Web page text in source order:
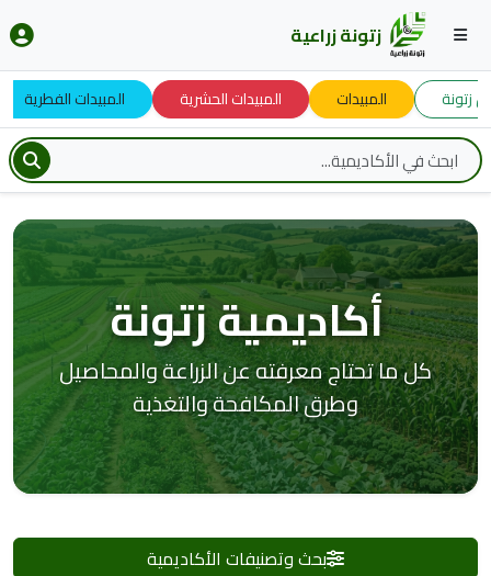
زتونة زراعية
المبيدات المبيدات الحشرية المبيدات الفطرية
أكاديمية زتونة
كل ما تحتاج معرفته عن الزراعة والمحاصيل
وطرق المكافحة والتغذية
بحث وتصنيفات الأكاديمية